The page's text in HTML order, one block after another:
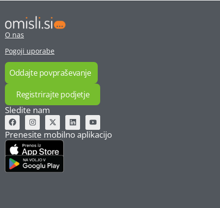
O nas
Pogoji uporabe
Oddajte povpraševanje
Registrirajte podjetje
Sledite nam
Prenesite mobilno aplikacijo